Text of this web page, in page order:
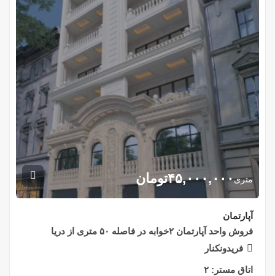
متری۴۵,۰۰۰,۰۰۰تومان
آپارتمان
فروش واحد آپارتمان ۲خوابه در فاصله ۵۰ متری از دریا
فریدونکنار
اتاق مستر: ۲